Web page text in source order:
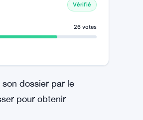
Vérifié
26 votes
dossier par le
pour obtenir